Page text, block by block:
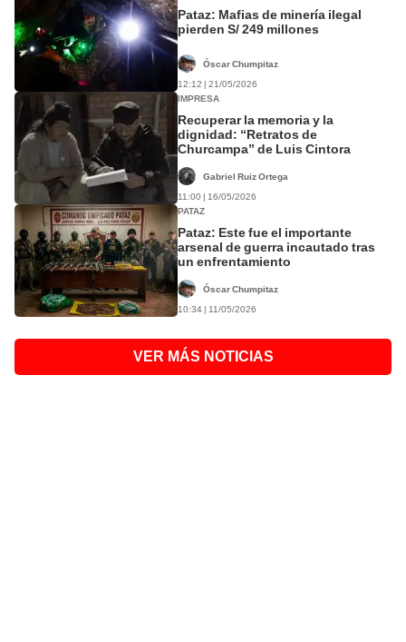
Pataz: Mafias de minería ilegal
pierden S/ 249 millones
Óscar Chumpitaz
12:12 | 21/05/2026
IMPRESA
Recuperar la memoria y la
dignidad: “Retratos de
Churcampa” de Luis Cintora
Gabriel Ruiz Ortega
11:00 | 16/05/2026
PATAZ
Pataz: Este fue el importante
arsenal de guerra incautado tras
un enfrentamiento
Óscar Chumpitaz
10:34 | 11/05/2026
VER MÁS NOTICIAS